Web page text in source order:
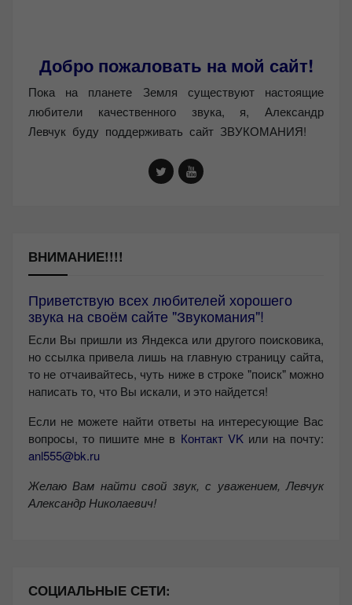
Добро пожаловать на мой сайт!
Пока на планете Земля существуют настоящие
любители качественного звука, я, Александр
Левчук буду поддерживать сайт ЗВУКОМАНИЯ!
ВНИМАНИЕ!!!!
Приветствую всех любителей хорошего
звука на своём сайте "Звукомания"!
Если Вы пришли из Яндекса или другого поисковика,
но ссылка привела лишь на главную страницу сайта,
то не отчаивайтесь, чуть ниже в строке "поиск" можно
написать то, что Вы искали, и это найдется!
Если не можете найти ответы на интересующие Вас
вопросы, то пишите мне в Контакт VKили на почту:
anl555@bk.ru
Желаю Вам найти свой звук, с уважением, Левчук
Александр Николаевич!
СОЦИАЛЬНЫЕ СЕТИ: